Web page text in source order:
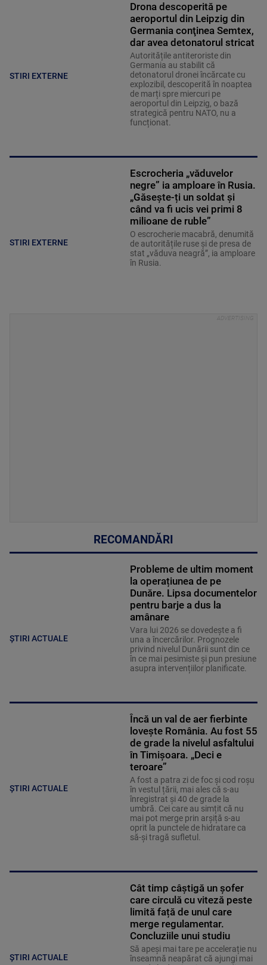
STIRI EXTERNE
Drona descoperită pe
aeroportul din Leipzig din
Germania conţinea Semtex,
dar avea detonatorul stricat
Autoritățile antiteroriste din
Germania au stabilit că
detonatorul dronei încărcate cu
explozibil, descoperită în noaptea
de marți spre miercuri pe
aeroportul din Leipzig, o bază
strategică pentru NATO, nu a
funcționat.
STIRI EXTERNE
Escrocheria „văduvelor
negre” ia amploare în Rusia.
„Găsește-ți un soldat și
când va fi ucis vei primi 8
milioane de ruble”
O escrocherie macabră, denumită
de autoritățile ruse și de presa de
stat „văduva neagră”, ia amploare
în Rusia.
RECOMANDĂRI
ȘTIRI ACTUALE
Probleme de ultim moment
la operațiunea de pe
Dunăre. Lipsa documentelor
pentru barje a dus la
amânare
Vara lui 2026 se dovedește a fi
una a încercărilor. Prognozele
privind nivelul Dunării sunt din ce
în ce mai pesimiste și pun presiune
asupra intervențiilor planificate.
ȘTIRI ACTUALE
Încă un val de aer fierbinte
lovește România. Au fost 55
de grade la nivelul asfaltului
în Timișoara. „Deci e
teroare”
A fost a patra zi de foc și cod roșu
în vestul țării, mai ales că s-au
înregistrat și 40 de grade la
umbră. Cei care au simțit că nu
mai pot merge prin arșiță s-au
oprit la punctele de hidratare ca
să-și tragă sufletul.
ȘTIRI ACTUALE
Cât timp câștigă un șofer
care circulă cu viteză peste
limită față de unul care
merge regulamentar.
Concluziile unui studiu
Să apeși mai tare pe accelerație nu
înseamnă neapărat că ajungi mai